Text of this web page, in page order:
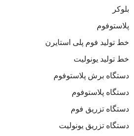
بلوکر
پلاستوفوم
خط تولید فوم پلی استایرن
خط تولید یونولیت
دستگاه برش پلاستوفوم
دستگاه پلاستوفوم
دستگاه تزریق فوم
دستگاه تزریق یونولیت